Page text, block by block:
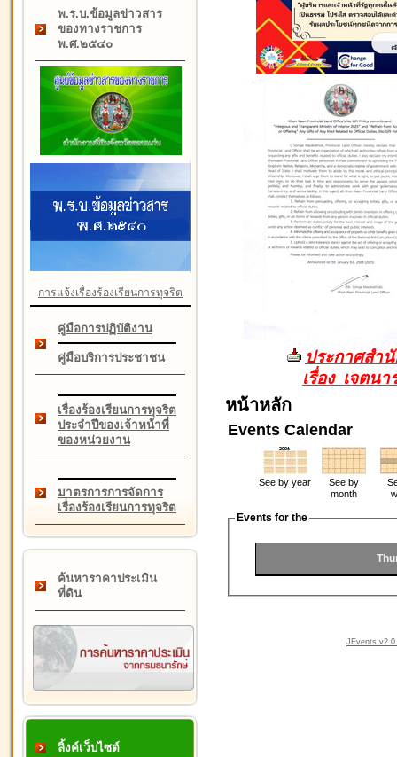
พ.ร.บ.ข้อมูลข่าวสาร
ของทางราชการ
พ.ศ.๒๕๔๐
การแจ้งเรื่องร้องเรียนการทุจริต
คู่มือการปฏิบัติงาน
คู่มือบริการประชาชน
เรื่องร้องเรียนการทุจริต
ประจำปีของเจ้าหน้าที่
ของหน่วยงาน
มาตรการการจัดการ
เรื่องร้องเรียนการทุจริต
ค้นหาราคาประเมิน
ที่ดิน
ลิ้งค์เว็บไซต์
ประกาศสำ
เรื่อง เจตน
หน้าหลัก
Events Calendar
See by year
See by
month
Events for the
JEvents